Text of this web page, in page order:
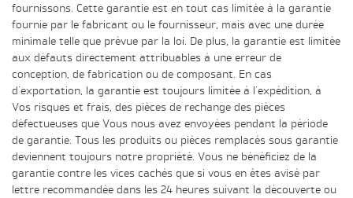
fournissons. Cette garantie est en tout cas limitée à la garantie
fournie par le fabricant ou le fournisseur, mais avec une durée
minimale telle que prévue par la loi. De plus, la garantie est limitée
aux défauts directement attribuables à une erreur de
conception, de fabrication ou de composant. En cas
d'exportation, la garantie est toujours limitée à l'expédition, à
Vos risques et frais, des pièces de rechange des pièces
défectueuses que Vous nous avez envoyées pendant la période
de garantie. Tous les produits ou pièces remplacés sous garantie
deviennent toujours notre propriété. Vous ne bénéficiez de la
garantie contre les vices cachés que si vous en êtes avisé par
lettre recommandée dans les 24 heures suivant la découverte ou